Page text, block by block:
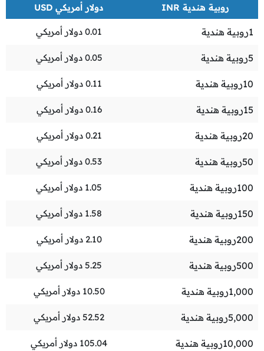
روبية هندية INR دولار أمريكي USD
1روبية هندية 0.01 دولار أمريكي
5روبية هندية 0.05 دولار أمريكي
10روبية هندية 0.11 دولار أمريكي
15روبية هندية 0.16 دولار أمريكي
20روبية هندية 0.21 دولار أمريكي
50روبية هندية 0.53 دولار أمريكي
100روبية هندية 1.05 دولار أمريكي
150روبية هندية 1.58 دولار أمريكي
200روبية هندية 2.10 دولار أمريكي
500روبية هندية 5.25 دولار أمريكي
1,000روبية هندية 10.50 دولار أمريكي
5,000روبية هندية 52.52 دولار أمريكي
10,000روبية هندية 105.04 دولار أمريكي